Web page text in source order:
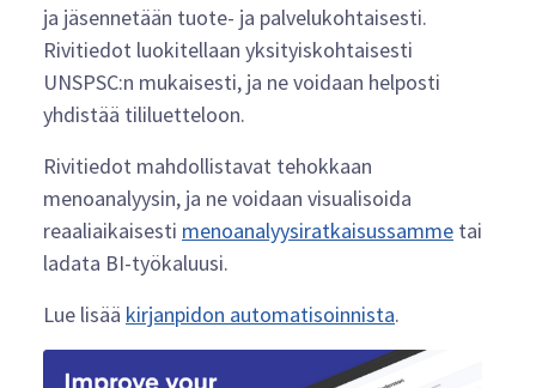
ja jäsennetään tuote- ja palvelukohtaisesti.
Rivitiedot luokitellaan yksityiskohtaisesti
UNSPSC:n mukaisesti, ja ne voidaan helposti
yhdistää tililuetteloon.
Rivitiedot mahdollistavat tehokkaan
menoanalyysin, ja ne voidaan visualisoida
reaaliaikaisesti menoanalyysiratkaisussamme tai
ladata BI-työkaluusi.
Lue lisää kirjanpidon automatisoinnista.